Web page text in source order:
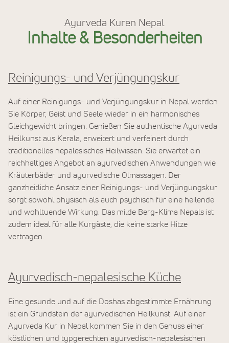
Ayurveda Kuren Nepal
Inhalte & Besonderheiten
Reinigungs- und Verjüngungskur
Auf einer Reinigungs- und Verjüngungskur in Nepal werden
Sie Körper, Geist und Seele wieder in ein harmonisches
Gleichgewicht bringen. Genießen Sie authentische Ayurveda
Heilkunst aus Kerala, erweitert und verfeinert durch
traditionelles nepalesisches Heilwissen. Sie erwartet ein
reichhaltiges Angebot an ayurvedischen Anwendungen wie
Kräuterbäder und ayurvedische Ölmassagen. Der
ganzheitliche Ansatz einer Reinigungs- und Verjüngungskur
sorgt sowohl physisch als auch psychisch für eine heilende
und wohltuende Wirkung. Das milde Berg-Klima Nepals ist
zudem ideal für alle Kurgäste, die keine starke Hitze
vertragen.
Ayurvedisch-nepalesische Küche
Eine gesunde und auf die Doshas abgestimmte Ernährung
ist ein Grundstein der ayurvedischen Heilkunst. Auf einer
Ayurveda Kur in Nepal kommen Sie in den Genuss einer
köstlichen und typgerechten ayurvedisch-nepalesischen